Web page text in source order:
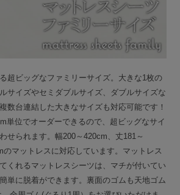
超ビッグなファミリーサイズ。大きな1枚の
サイズやセミダブルサイズ、ダブルサイズな
数台連結した大きなサイズも対応可能です！
単位でオーダーできるので、超ビッグなサイ
せられます。幅200～420cm、丈181～
のマットレスに対応しています。マットレス
くれるマットレスシーツは、マチが付いてい
単に脱着ができます。裏面のゴムも天地ゴム